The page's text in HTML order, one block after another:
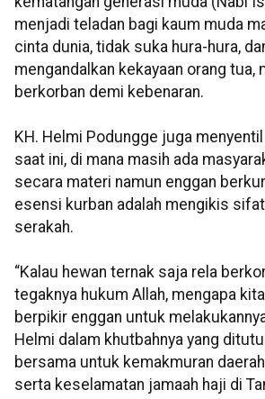
menjadi teladan bagi kaum muda
cinta dunia, tidak suka hura-hura,
mengandalkan kekayaan orang tua,
berkorban demi kebenaran.
KH. Helmi Podungge juga
saat ini, di mana masih ada
secara materi namun enggan
esensi kurban adalah mengikis
serakah.
“Kalau hewan ternak saja rela
tegaknya hukum Allah, mengapa
berpikir enggan untuk
Helmi dalam khutbahnya yang
bersama untuk kemakmuran
serta keselamatan jamaah haji di